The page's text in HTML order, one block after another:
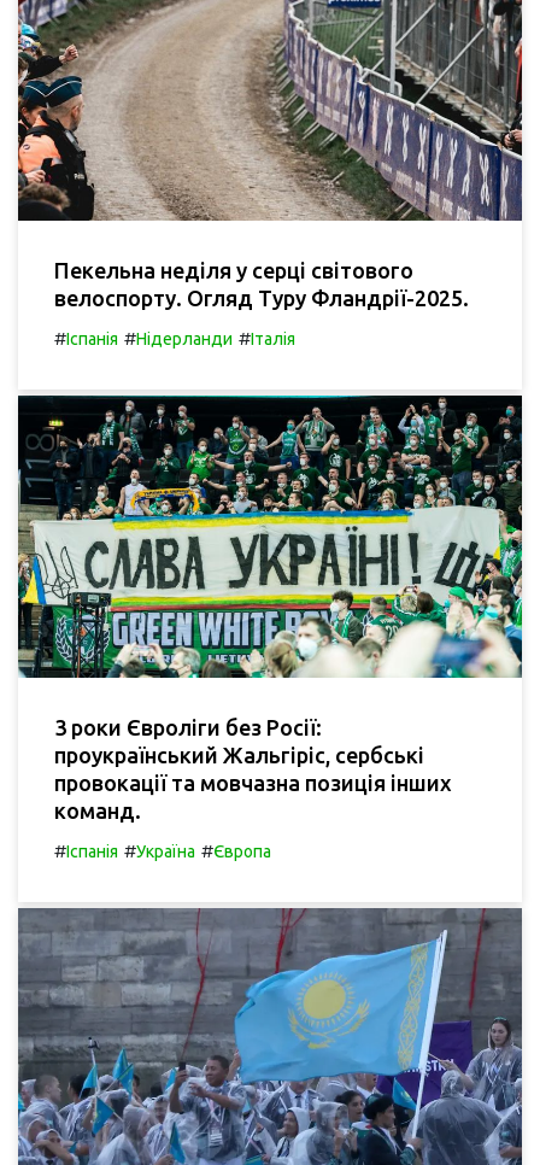
Пекельна неділя у серці світового
велоспорту. Огляд Туру Фландрії-2025.
#Іспанія #Нідерланди #Італія
3 роки Євроліги без Росії:
проукраїнський Жальгіріс, сербські
провокації та мовчазна позиція інших
команд.
#Іспанія #Україна #Європа